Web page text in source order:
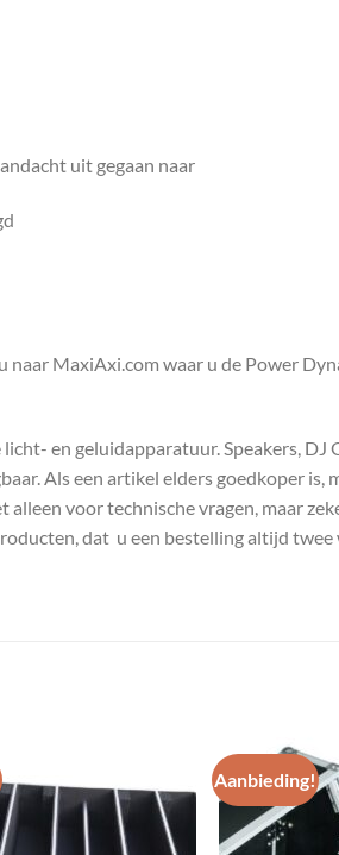
uit gegaan naar
naar MaxiAxi.com waar u de Power
en geluidapparatuur. Speakers,
Als een artikel elders goedkoper is,
voor technische vragen, maar
dat u een bestelling altijd
Toevoegen
Aanbieding!